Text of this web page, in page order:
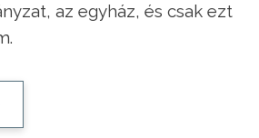
az egyház, és csak ezt